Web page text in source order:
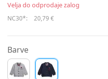
Velja do odprodaje zalog
NC30*: 20,79 €
Barve